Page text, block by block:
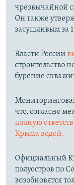
чрезвычайной
Он также
засушливым за
Власти России
строительство
бурение
что, согласно
полную
Крыма водой.
Официальный
полуостров по
возобновятся